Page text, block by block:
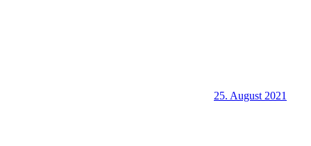
25. August 2021